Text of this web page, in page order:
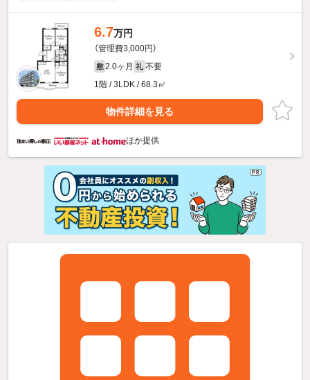
6.7万円
（管理費3,000円）
敷 2.0ヶ月 礼 不要
1階 / 3LDK / 68.3㎡
物件詳細を見る
ほか提供